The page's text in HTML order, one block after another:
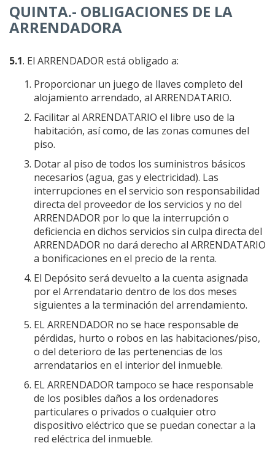
QUINTA.- OBLIGACIONES DE LA
ARRENDADORA
5.1. El ARRENDADOR está obligado a:
Proporcionar un juego de llaves completo del
alojamiento arrendado, al ARRENDATARIO.
Facilitar al ARRENDATARIO el libre uso de la
habitación, así como, de las zonas comunes del
piso.
Dotar al piso de todos los suministros básicos
necesarios (agua, gas y electricidad). Las
interrupciones en el servicio son responsabilidad
directa del proveedor de los servicios y no del
ARRENDADOR por lo que la interrupción o
deficiencia en dichos servicios sin culpa directa del
ARRENDADOR no dará derecho al ARRENDATARIO
a bonificaciones en el precio de la renta.
El Depósito será devuelto a la cuenta asignada
por el Arrendatario dentro de los dos meses
siguientes a la terminación del arrendamiento.
EL ARRENDADOR no se hace responsable de
pérdidas, hurto o robos en las habitaciones/piso,
o del deterioro de las pertenencias de los
arrendatarios en el interior del inmueble.
EL ARRENDADOR tampoco se hace responsable
de los posibles daños a los ordenadores
particulares o privados o cualquier otro
dispositivo eléctrico que se puedan conectar a la
red eléctrica del inmueble.